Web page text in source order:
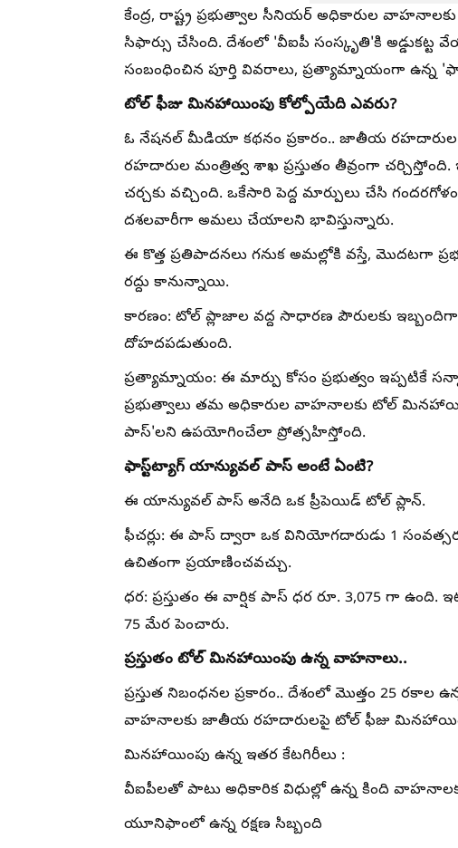
కేంద్ర, రాష్ట్ర ప్రభుత్వాల సీనియర్ అధికారుల
సిఫార్సు చేసింది. దేశంలో 'వీఐపీ సంస్కృతి'కి
సంబంధించిన పూర్తి వివరాలు, ప్రత్యామ్నాయంగా ఉన్న
టోల్ ఫీజు మినహాయింపు కోల్పోయేది ఎవరు?
ఓ నేషనల్ మీడియా కథనం ప్రకారం.. జాతీయ రహదారుల
రహదారుల మంత్రిత్వ శాఖ ప్రస్తుతం తీవ్రంగా
చర్చకు వచ్చింది. ఒకేసారి పెద్ద మార్పులు చేసి
దశలవారీగా అమలు చేయాలని భావిస్తున్నారు.
ఈ కొత్త ప్రతిపాదనలు గనుక అమల్లోకి వస్తే, మొదటగా
రద్దు కానున్నాయి.
కారణం: టోల్ ప్లాజాల వద్ద సాధారణ పౌరులకు
దోహదపడుతుంది.
ప్రత్యామ్నాయం: ఈ మార్పు కోసం ప్రభుత్వం ఇప్పటికే
ప్రభుత్వాలు తమ అధికారుల వాహనాలకు టోల్
పాస్'లని ఉపయోగించేలా ప్రోత్సహిస్తోంది.
ఫాస్ట్‌ట్యాగ్ యాన్యువల్ పాస్ అంటే ఏంటి?
ఈ యాన్యువల్ పాస్ అనేది ఒక ప్రీపెయిడ్ టోల్ ప్లాన్.
ఫీచర్లు: ఈ పాస్ ద్వారా ఒక వినియోగదారుడు 1
ఉచితంగా ప్రయాణించవచ్చు.
ధర: ప్రస్తుతం ఈ వార్షిక పాస్ ధర రూ. 3,075 గా ఉంది.
75 మేర పెంచారు.
ప్రస్తుతం టోల్ మినహాయింపు ఉన్న వాహనాలు..
ప్రస్తుత నిబంధనల ప్రకారం.. దేశంలో మొత్తం 25 రకాల
వాహనాలకు జాతీయ రహదారులపై టోల్ ఫీజు
మినహాయింపు ఉన్న ఇతర కేటగిరీలు :
వీఐపీలతో పాటు అధికారిక విధుల్లో ఉన్న కింది
యూనిఫాంలో ఉన్న రక్షణ సిబ్బంది